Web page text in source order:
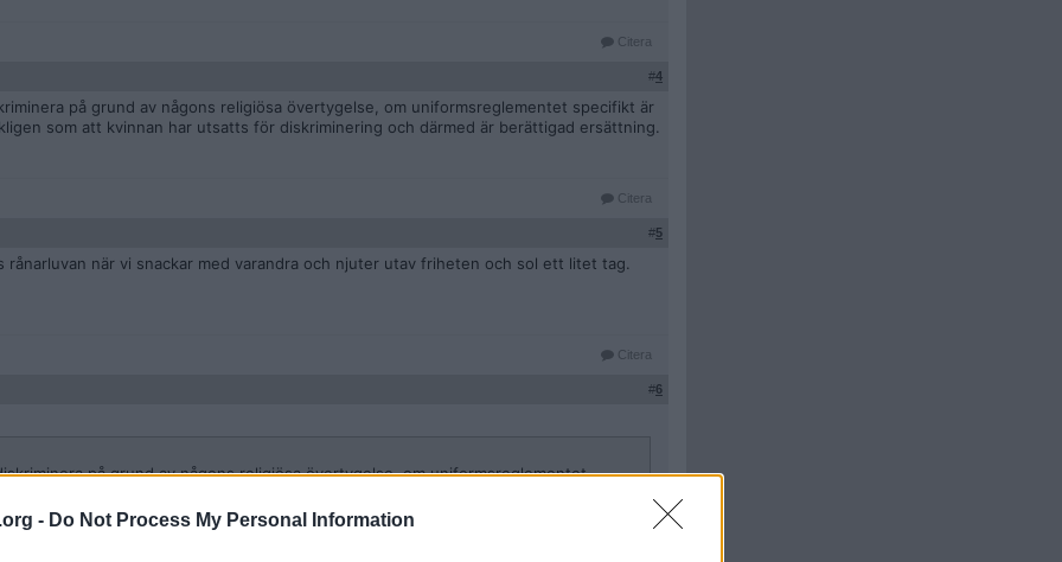
- Do Not Process My Personal Information
Citera
#4
på grund av någons religiösa övertygelse, om uniformsreglementet specifikt är
som att kvinnan har utsatts för diskriminering och därmed är berättigad ersättning.
Citera
#5
rånarluvan när vi snackar med varandra och njuter utav friheten och sol ett litet tag.
Citera
#6
på grund av någons religiösa övertygelse, om uniformsreglementet
det onekligen som att kvinnan har utsatts för diskriminering och därmed är